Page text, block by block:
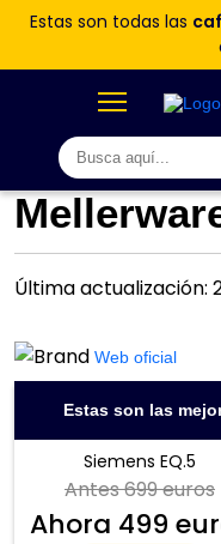
Estas son todas las
Última actualización:
Web oficial
Estas son las
Siemens EQ.5
Antes699 euros
Ahora 499